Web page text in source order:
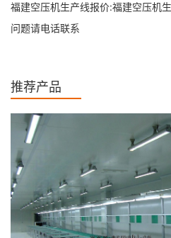
福建空压机生产线报价:福建空压机
问题请电话联系
推荐产品